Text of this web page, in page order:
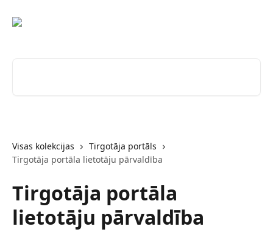
Visas kolekcijas
Tirgotāja portāls
Tirgotāja portāla lietotāju pārvaldība
Tirgotāja portāla
lietotāju pārvaldība